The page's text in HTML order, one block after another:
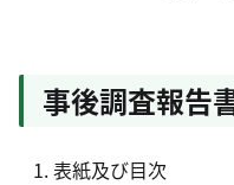
事後調査報告
表紙及び目次